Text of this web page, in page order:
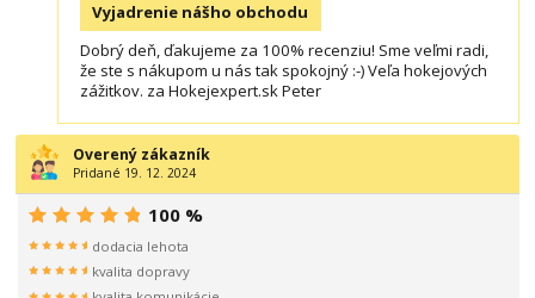
Vyjadrenie nášho obchodu
Dobrý deň, ďakujeme za 100% recenziu! Sme veľmi radi,
že ste s nákupom u nás tak spokojný :-) Veľa hokejových
zážitkov. za Hokejexpert.sk Peter
Overený zákazník
Pridané 19. 12. 2024
100 %
dodacia lehota
kvalita dopravy